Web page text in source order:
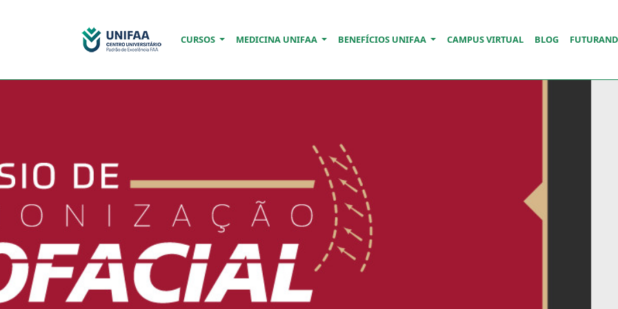
CURSOS MEDICINA UNIFAA BENEFÍCIOS UNIFAA CAMPUS VIRTUAL BLOG